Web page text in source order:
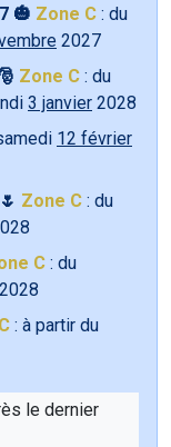
🎃 Zone C : du
2027
Zone C : du
3 janvier 2028
12 février
Zone C : du
C : du
2028
: à partir du
le dernier